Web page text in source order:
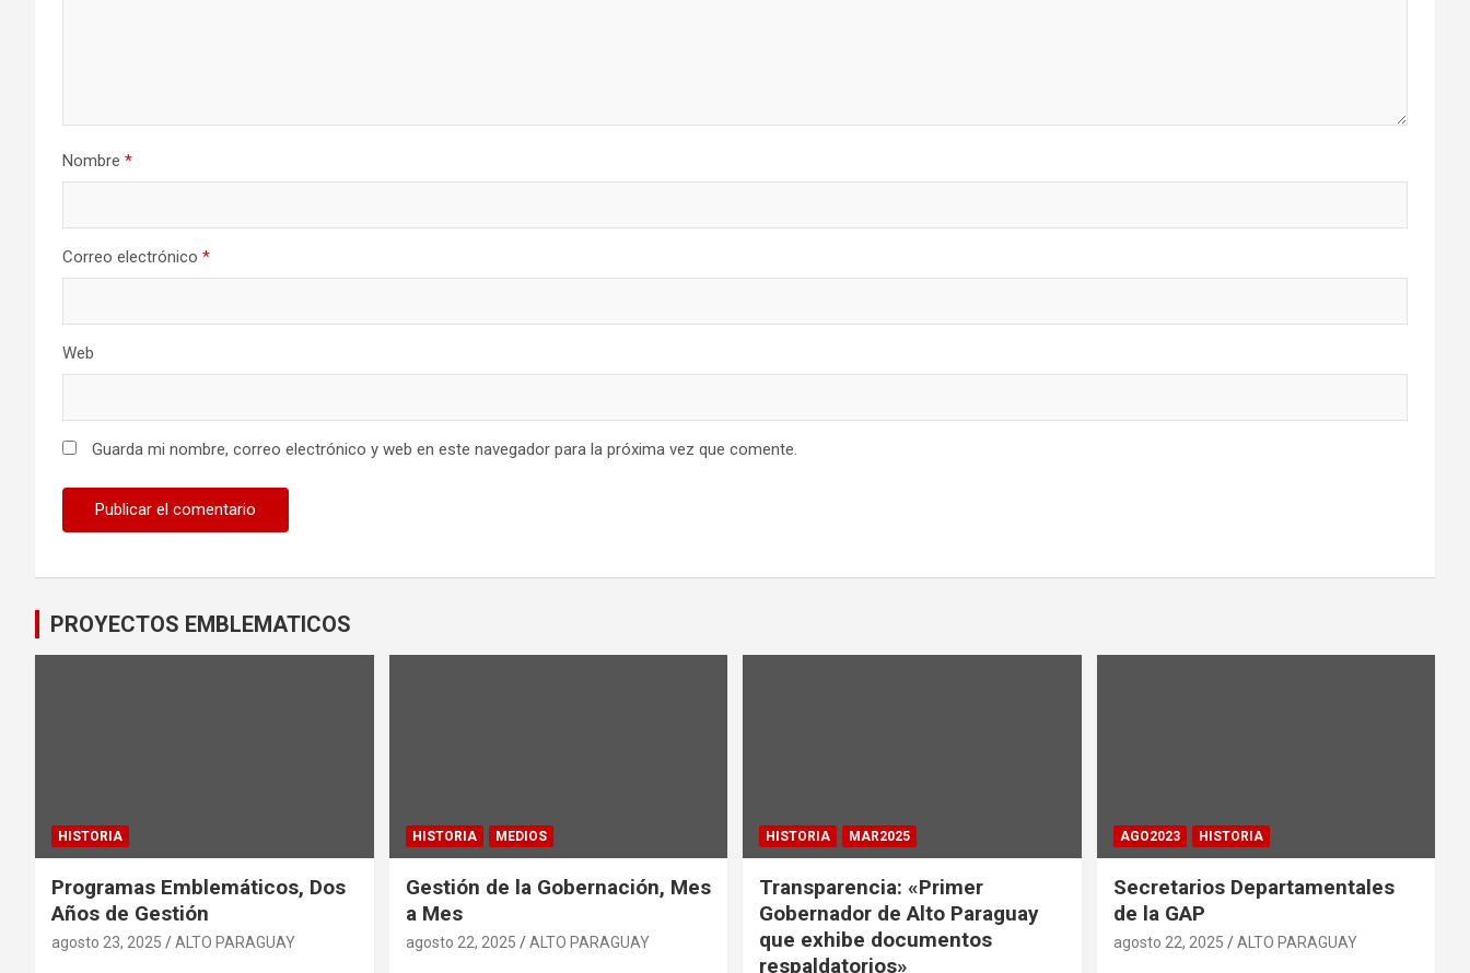
Nombre *
Correo electrónico *
Web
Guarda mi nombre, correo electrónico y web en este navegador para la próxima vez que comente.
PROYECTOS EMBLEMATICOS
HISTORIA
Programas Emblemáticos, Dos
Años de Gestión
agosto 23, 2025 ALTO PARAGUAY
HISTORIA MEDIOS
Gestión de la Gobernación, Mes
a Mes
agosto 22, 2025 ALTO PARAGUAY
HISTORIA MAR2025
Transparencia: «Primer
Gobernador de Alto Paraguay
que exhibe documentos
respaldatorios»
AGO2023 HISTORIA
Secretarios Departamentales
de la GAP
agosto 22, 2025 ALTO PARAGUAY